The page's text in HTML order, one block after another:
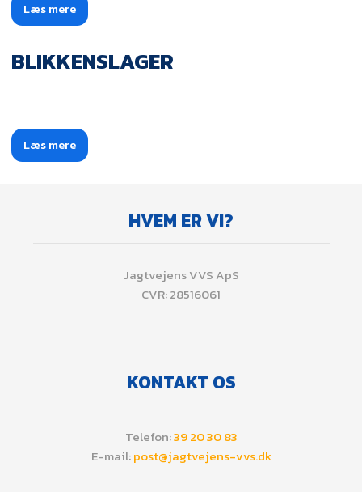
Læs mere​
BLIKKENSLAGER
Læs mere​
HVEM ER VI?
​Jagtvejens VVS ApS
CVR: 28516061
KONTAKT OS
​Telefon:39 20 30 83
E-mail:post@jagtvejens-vvs.dk